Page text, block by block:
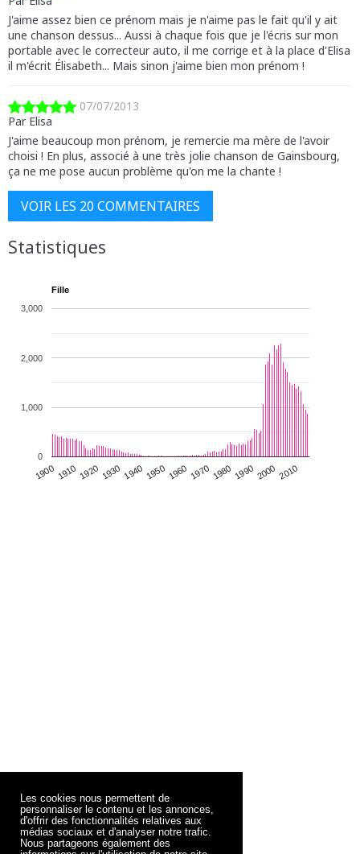
Les cookies nous permettent de
personnaliser le contenu et les annonces,
d'offrir des fonctionnalités relatives aux
médias sociaux et d'analyser notre trafic.
Nous partageons également des
J'aime assez bien ce prénom mais je n'aime pas le fait qu'il y ait
une chanson dessus... Aussi à chaque fois que je l'écris sur mon
portable avec le correcteur auto, il me corrige et à la place d'Elisa
il m'écrit Élisabeth... Mais sinon j'aime bien mon prénom !
07/07/2013
Par Elisa
J'aime beaucoup mon prénom, je remercie ma mère de l'avoir
choisi ! En plus, associé à une très jolie chanson de Gainsbourg,
ça ne me pose aucun problème qu'on me la chante !
VOIR LES 20 COMMENTAIRES
Statistiques
Fille
1900 1910 1920 1930 1940 1950 1960 1970 1980 1990 2000 2010
0
1,000
2,000
3,000